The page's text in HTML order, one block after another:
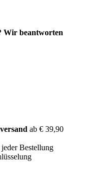
Wir beantworten
ab € 39,90
jeder Bestellung